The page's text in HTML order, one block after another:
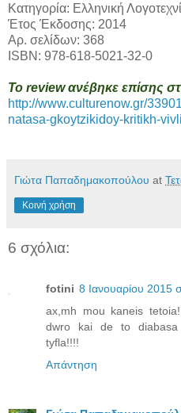
Κατηγορία: Ελληνική
Έτος Έκδοσης: 2014
Αρ. σελίδων: 368
ISBN: 978-618-5021-32-0
Το review ανέβηκε επίσης
http://www.culturenow.gr/
natasa-gkoytzikidoy-kritikh-
Γιώτα Παπαδημακοπούλου at
Κοινή χρήση
6 σχόλια:
fotini 8 Ιανουαρίου 2015
ax,mh mou kaneis
dwro kai de to diabasa
tyfla!!!!
Απάντηση